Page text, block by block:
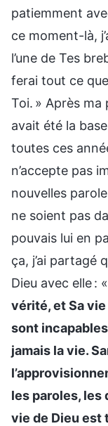
patiemment
ce moment-là,
l’une de Tes
ferai tout ce
Toi. » Après ma
avait été la
toutes ces
n’accepte pas
nouvelles
ne soient pas
pouvais lui en
ça, j’ai partagé
Dieu avec elle : «
vérité, et Sa
sont
jamais la vie.
les paroles, les
vie de Dieu est